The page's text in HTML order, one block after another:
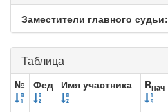
Заместители главного судьи:
Таблица
№ Фед Имя участника Rнач